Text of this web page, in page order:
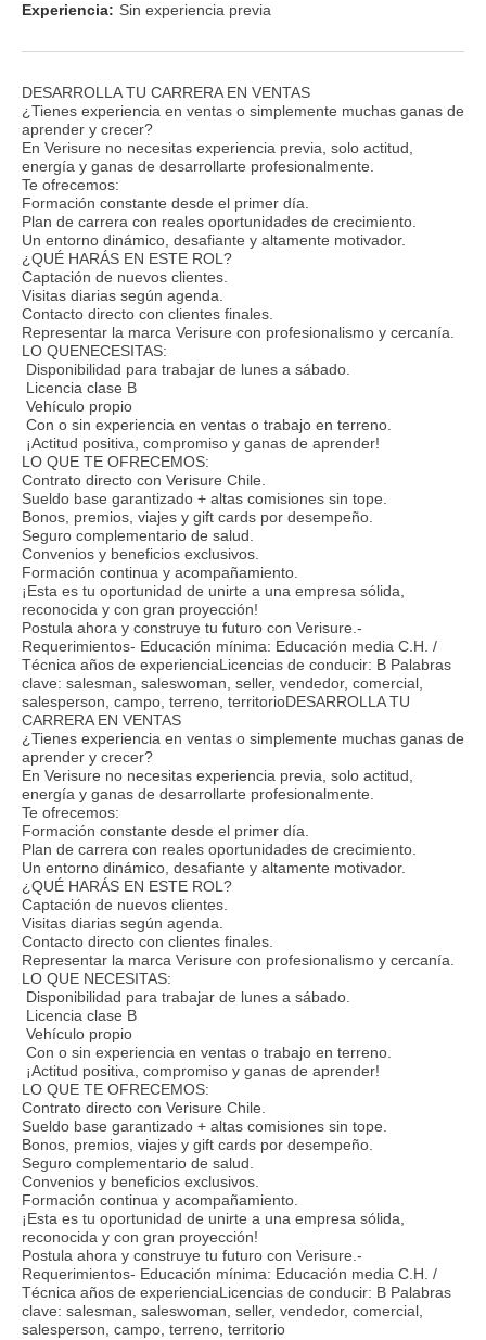
Experiencia: Sin experiencia previa
DESARROLLA TU CARRERA EN VENTAS
¿Tienes experiencia en ventas o simplemente muchas ganas de
aprender y crecer?
En Verisure no necesitas experiencia previa, solo actitud,
energía y ganas de desarrollarte profesionalmente.
Te ofrecemos:
Formación constante desde el primer día.
Plan de carrera con reales oportunidades de crecimiento.
Un entorno dinámico, desafiante y altamente motivador.
¿QUÉ HARÁS EN ESTE ROL?
Captación de nuevos clientes.
Visitas diarias según agenda.
Contacto directo con clientes finales.
Representar la marca Verisure con profesionalismo y cercanía.
LO QUENECESITAS:
Disponibilidad para trabajar de lunes a sábado.
Licencia clase B
Vehículo propio
Con o sin experiencia en ventas o trabajo en terreno.
¡Actitud positiva, compromiso y ganas de aprender!
LO QUE TE OFRECEMOS:
Contrato directo con Verisure Chile.
Sueldo base garantizado + altas comisiones sin tope.
Bonos, premios, viajes y gift cards por desempeño.
Seguro complementario de salud.
Convenios y beneficios exclusivos.
Formación continua y acompañamiento.
¡Esta es tu oportunidad de unirte a una empresa sólida,
reconocida y con gran proyección!
Postula ahora y construye tu futuro con Verisure.-
Requerimientos- Educación mínima: Educación media C.H. /
Técnica años de experienciaLicencias de conducir: B Palabras
clave: salesman, saleswoman, seller, vendedor, comercial,
salesperson, campo, terreno, territorioDESARROLLA TU
CARRERA EN VENTAS
¿Tienes experiencia en ventas o simplemente muchas ganas de
aprender y crecer?
En Verisure no necesitas experiencia previa, solo actitud,
energía y ganas de desarrollarte profesionalmente.
Te ofrecemos:
Formación constante desde el primer día.
Plan de carrera con reales oportunidades de crecimiento.
Un entorno dinámico, desafiante y altamente motivador.
¿QUÉ HARÁS EN ESTE ROL?
Captación de nuevos clientes.
Visitas diarias según agenda.
Contacto directo con clientes finales.
Representar la marca Verisure con profesionalismo y cercanía.
LO QUE NECESITAS:
Disponibilidad para trabajar de lunes a sábado.
Licencia clase B
Vehículo propio
Con o sin experiencia en ventas o trabajo en terreno.
¡Actitud positiva, compromiso y ganas de aprender!
LO QUE TE OFRECEMOS:
Contrato directo con Verisure Chile.
Sueldo base garantizado + altas comisiones sin tope.
Bonos, premios, viajes y gift cards por desempeño.
Seguro complementario de salud.
Convenios y beneficios exclusivos.
Formación continua y acompañamiento.
¡Esta es tu oportunidad de unirte a una empresa sólida,
reconocida y con gran proyección!
Postula ahora y construye tu futuro con Verisure.-
Requerimientos- Educación mínima: Educación media C.H. /
Técnica años de experienciaLicencias de conducir: B Palabras
clave: salesman, saleswoman, seller, vendedor, comercial,
salesperson, campo, terreno, territorio